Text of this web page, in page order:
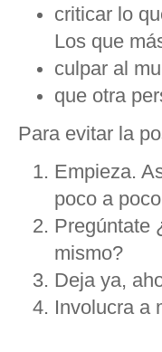
criticar lo
Los que
culpar al
que otra
Para evitar la
Empieza.
poco a
Pregúntate
mismo?
Deja ya,
Involucra a